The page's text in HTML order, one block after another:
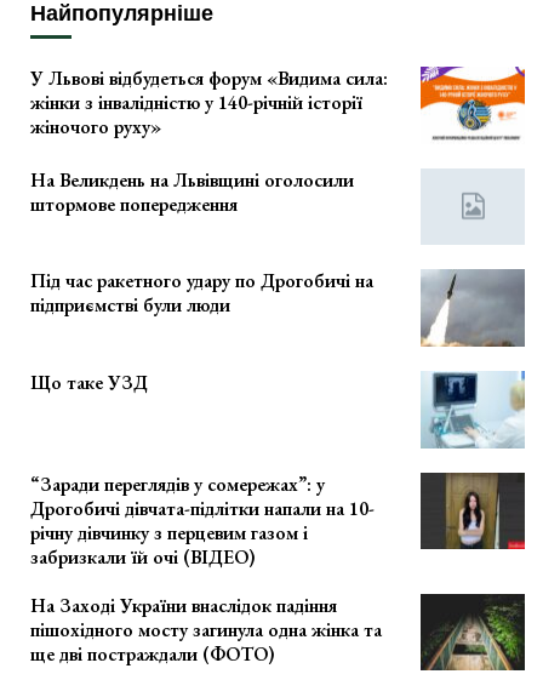
Найпопулярніше
У Львові відбудеться форум «Видима сила:
жінки з інвалідністю у 140-річній історії
жіночого руху»
На Великдень на Львівщині оголосили
штормове попередження
Під час ракетного удару по Дрогобичі на
підприємстві були люди
Що таке УЗД
“Заради переглядів у сомережах”: у
Дрогобичі дівчата-підлітки напали на 10-
річну дівчинку з перцевим газом і
забризкали їй очі (ВІДЕО)
На Заході України внаслідок падіння
пішохідного мосту загинула одна жінка та
ще дві постраждали (ФОТО)